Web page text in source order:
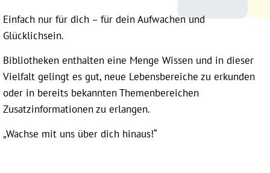
Einfach nur für dich – für dein Aufwachen und
Glücklichsein.
Bibliotheken enthalten eine Menge Wissen und in dieser
Vielfalt gelingt es gut, neue Lebensbereiche zu erkunden
oder in bereits bekannten Themenbereichen
Zusatzinformationen zu erlangen.
„Wachse mit uns über dich hinaus!“